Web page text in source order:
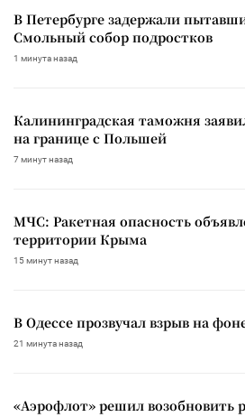
В Петербурге задержали
Смольный собор подростков
1 минута назад
Калининградская таможня
на границе с Польшей
7 минут назад
МЧС: Ракетная опасность
территории Крыма
15 минут назад
В Одессе прозвучал взрыв на
21 минута назад
«Аэрофлот» решил возобновить